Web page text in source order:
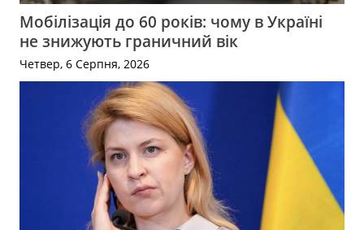
Мобілізація до 60 років: чому в Україні
не знижують граничний вік
Четвер, 6 Серпня, 2026